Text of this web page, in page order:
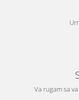
Va rugam sa